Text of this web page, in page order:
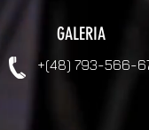
GALERIA
+(48) 793-566-